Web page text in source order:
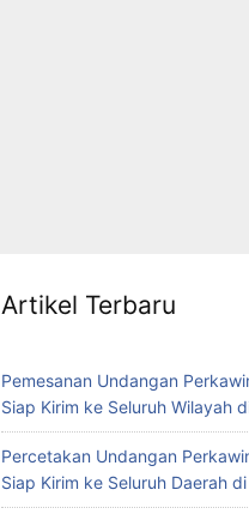
Artikel Terbaru
Pemesanan Undangan
Siap Kirim ke Seluruh Wilayah
Percetakan Undangan
Siap Kirim ke Seluruh Daerah